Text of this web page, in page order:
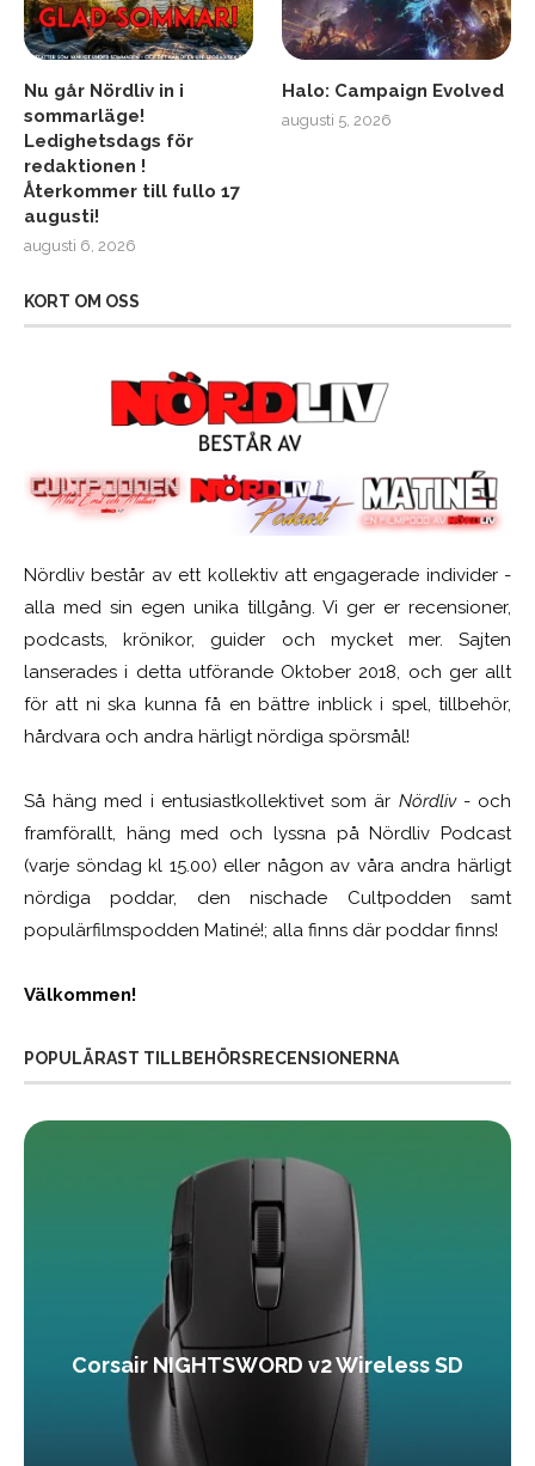
Nu går Nördliv in i
sommarläge!
Ledighetsdags för
redaktionen !
Återkommer till fullo 17
augusti!
augusti 6, 2026
Halo: Campaign Evolved
augusti 5, 2026
KORT OM OSS
Nördliv består av ett kollektiv att engagerade individer -
alla med sin egen unika tillgång. Vi ger er recensioner,
podcasts, krönikor, guider och mycket mer. Sajten
lanserades i detta utförande Oktober 2018, och ger allt
för att ni ska kunna få en bättre inblick i spel, tillbehör,
hårdvara och andra härligt nördiga spörsmål!
Så häng med i entusiastkollektivet som är Nördliv- och
framförallt, häng med och lyssna på Nördliv Podcast
(varje söndag kl 15.00) eller någon av våra andra härligt
nördiga poddar, den nischade Cultpodden samt
populärfilmspodden Matiné!; alla finns där poddar finns!
Välkommen!
POPULÄRAST TILLBEHÖRSRECENSIONERNA
Corsair NIGHTSWORD v2 Wireless SD